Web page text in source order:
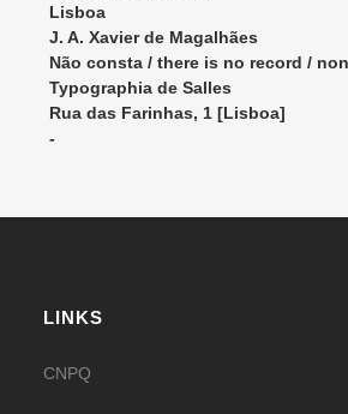
Lisboa
J. A. Xavier de Magalhães
Não consta / there is no record /
Typographia de Salles
Rua das Farinhas, 1 [Lisboa]
-
LINKS
CNPQ